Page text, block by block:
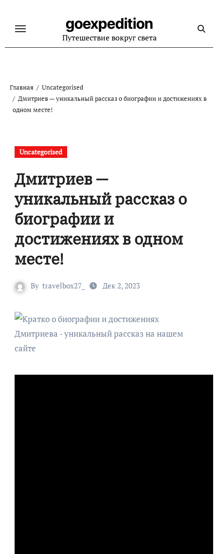
содержанию
goexpedition
Путешествие вокруг света
Главная
Uncategorised
Дмитриев — уникальный рассказ о биографии и достижениях в
одном месте!
Uncategorised
Дмитриев —
уникальный рассказ о
биографии и
достижениях в одном
месте!
By travelbox27_ Дек 2, 2023